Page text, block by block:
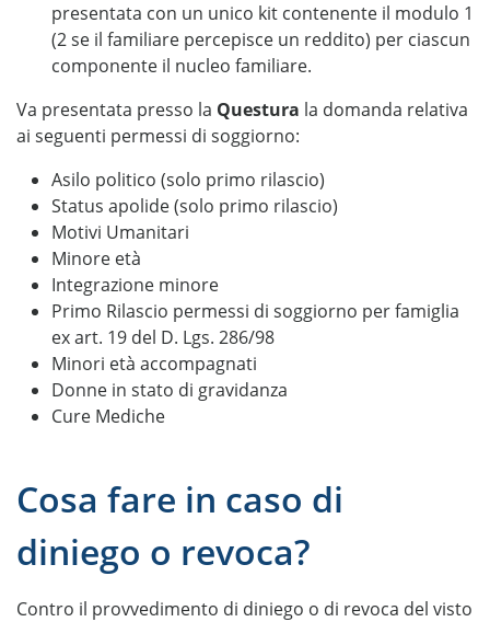
presentata con un unico kit contenente il modulo 1
(2 se il familiare percepisce un reddito) per ciascun
componente il nucleo familiare.
Va presentata presso la Questura la domanda relativa
ai seguenti permessi di soggiorno:
Asilo politico (solo primo rilascio)
Status apolide (solo primo rilascio)
Motivi Umanitari
Minore età
Integrazione minore
Primo Rilascio permessi di soggiorno per famiglia
ex art. 19 del D. Lgs. 286/98
Minori età accompagnati
Donne in stato di gravidanza
Cure Mediche
Cosa fare in caso di
diniego o revoca?
Contro il provvedimento di diniego o di revoca del visto